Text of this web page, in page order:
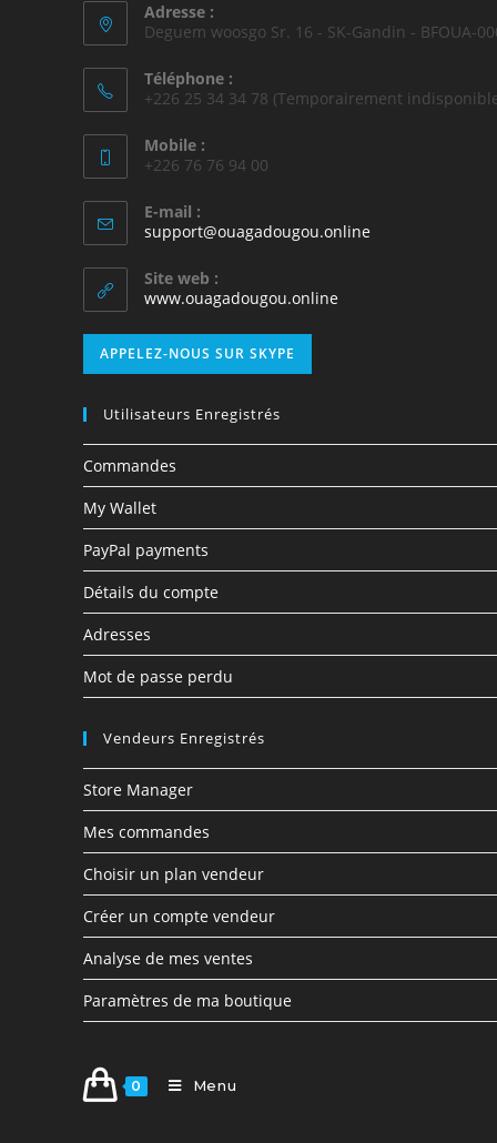
Adresse :
Deguem woosgo Sr. 16 - SK-Gandin - BFOUA-
Téléphone :
+226 25 34 34 78 (Temporairement
Mobile :
+226 76 76 94 00
E-mail :
support@ouagadougou.online
Site web :
www.ouagadougou.online
APPELEZ-NOUS SUR SKYPE
Utilisateurs Enregistrés
Commandes
My Wallet
PayPal payments
Détails du compte
Adresses
Mot de passe perdu
Vendeurs Enregistrés
Store Manager
Mes commandes
Choisir un plan vendeur
Créer un compte vendeur
Analyse de mes ventes
Paramètres de ma boutique
0 Menu